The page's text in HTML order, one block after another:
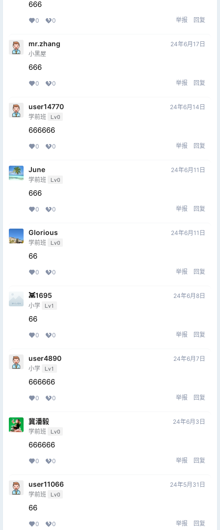
666
0 0 举报 回复
mr.zhang
小黑屋
24年6月17日
666
0 0 举报 回复
user14770
学前班 Lv0
24年6月14日
666666
0 0 举报 回复
June
学前班 Lv0
24年6月11日
666
0 0 举报 回复
Glorious
学前班 Lv0
24年6月11日
66
0 0 举报 回复
👾1695
小学 Lv1
24年6月8日
66
0 0 举报 回复
user4890
小学 Lv1
24年6月7日
666666
0 0 举报 回复
冀潘毅
学前班 Lv0
24年6月3日
666666
0 0 举报 回复
user11066
学前班 Lv0
24年5月31日
66
0 0 举报 回复